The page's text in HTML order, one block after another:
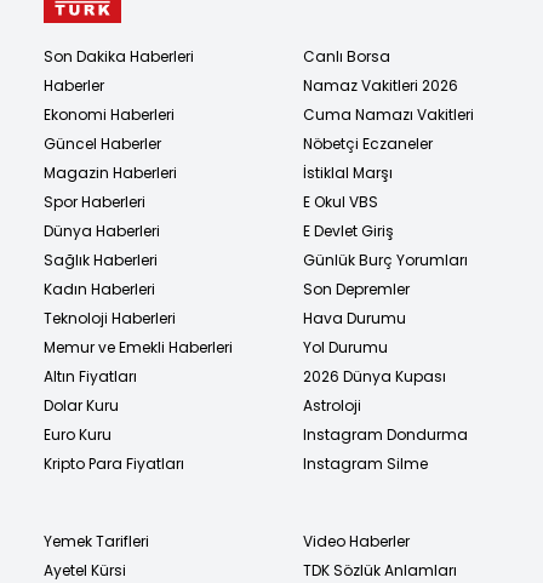
Son Dakika Haberleri
Haberler
Ekonomi Haberleri
Güncel Haberler
Magazin Haberleri
Spor Haberleri
Dünya Haberleri
Sağlık Haberleri
Kadın Haberleri
Teknoloji Haberleri
Memur ve Emekli Haberleri
Altın Fiyatları
Dolar Kuru
Euro Kuru
Kripto Para Fiyatları
Canlı Borsa
Namaz Vakitleri 2026
Cuma Namazı Vakitleri
Nöbetçi Eczaneler
İstiklal Marşı
E Okul VBS
E Devlet Giriş
Günlük Burç Yorumları
Son Depremler
Hava Durumu
Yol Durumu
2026 Dünya Kupası
Astroloji
Instagram Dondurma
Instagram Silme
Yemek Tarifleri
Ayetel Kürsi
Video Haberler
TDK Sözlük Anlamları